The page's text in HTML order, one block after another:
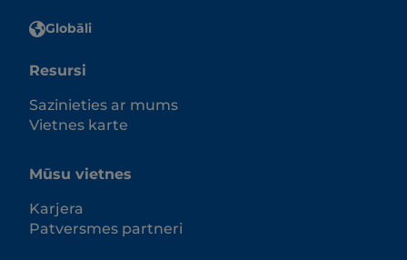
Globāli
Resursi
Sazinieties ar mums
Vietnes karte
Mūsu vietnes
Karjera
Patversmes partneri